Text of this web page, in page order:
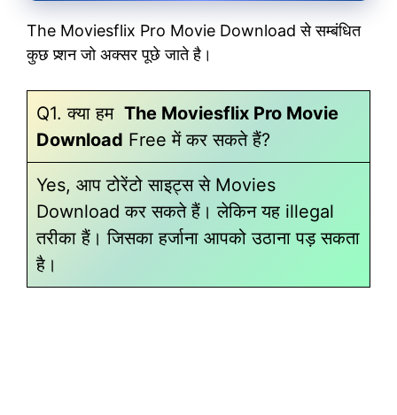
The Moviesflix Pro Movie Download से सम्बंधित
कुछ प्र्शन जो अक्सर पूछे जाते है।
Q1. क्या हम The Moviesflix Pro Movie
Download Free में कर सकते हैं?
Yes, आप टोरेंटो साइट्स से Movies
Download कर सकते हैं। लेकिन यह illegal
तरीका हैं। जिसका हर्जाना आपको उठाना पड़ सकता
है।